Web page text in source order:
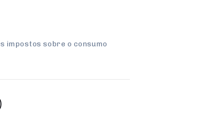
impostos sobre o consumo